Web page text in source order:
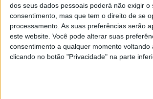
dos seus dados pessoais poderá não exigir o
consentimento, mas que tem o direito de se
processamento. As suas preferências serão
este website. Você pode alterar suas
consentimento a qualquer momento voltando
clicando no botão "Privacidade" na parte
De acordo com o Grupo Start PME, a
apresenta «uma agenda estratégica
inovação, qualificação e apoio técnico»,